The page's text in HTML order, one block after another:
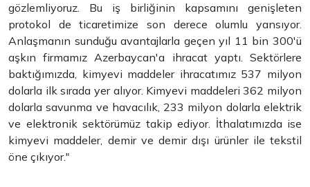
gözlemliyoruz. Bu iş birliğinin kapsamını genişleten
protokol de ticaretimize son derece olumlu yansıyor.
Anlaşmanın sunduğu avantajlarla geçen yıl 11 bin 300'ü
aşkın firmamız Azerbaycan'a ihracat yaptı. Sektörlere
baktığımızda, kimyevi maddeler ihracatımız 537 milyon
dolarla ilk sırada yer alıyor. Kimyevi maddeleri 362 milyon
dolarla savunma ve havacılık, 233 milyon dolarla elektrik
ve elektronik sektörümüz takip ediyor. İthalatımızda ise
kimyevi maddeler, demir ve demir dışı ürünler ile tekstil
öne çıkıyor."